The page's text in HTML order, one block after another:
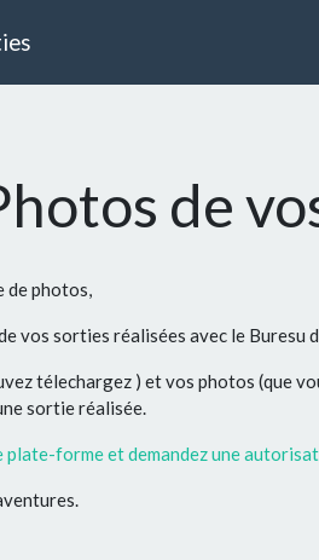
de
de photos,
vos sorties réalisées avec le Buresu
télechargez ) et vos photos (que
sortie réalisée.
plate-forme et demandez une